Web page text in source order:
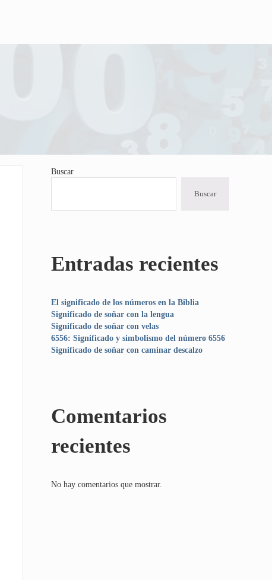
Sidebar
Buscar
Buscar
Entradas recientes
El significado de los números en la Biblia
Significado de soñar con la lengua
Significado de soñar con velas
6556: Significado y simbolismo del número 6556
Significado de soñar con caminar descalzo
Comentarios
recientes
No hay comentarios que mostrar.